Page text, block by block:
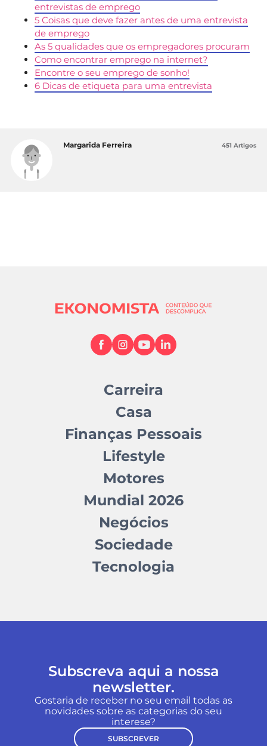
entrevistas de emprego
5 Coisas que deve fazer antes de uma entrevista
de emprego
As 5 qualidades que os empregadores procuram
Como encontrar emprego na internet?
Encontre o seu emprego de sonho!
6 Dicas de etiqueta para uma entrevista
Margarida Ferreira 451 Artigos
Carreira
Casa
Finanças Pessoais
Lifestyle
Motores
Mundial 2026
Negócios
Sociedade
Tecnologia
Subscreva aqui a nossa
newsletter.
Gostaria de receber no seu email todas as
novidades sobre as categorias do seu
interese?
SUBSCREVER